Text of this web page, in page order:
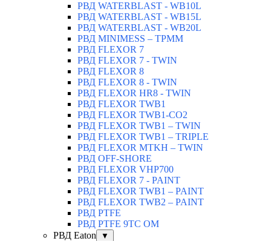
РВД WATERBLAST - WB10L
РВД WATERBLAST - WB15L
РВД WATERBLAST - WB20L
РВД MINIMESS – TPMM
РВД FLEXOR 7
РВД FLEXOR 7 - TWIN
РВД FLEXOR 8
РВД FLEXOR 8 - TWIN
РВД FLEXOR HR8 - TWIN
РВД FLEXOR TWB1
РВД FLEXOR TWB1-CO2
РВД FLEXOR TWB1 – TWIN
РВД FLEXOR TWB1 – TRIPLE
РВД FLEXOR MTKH – TWIN
РВД OFF-SHORE
РВД FLEXOR VHP700
РВД FLEXOR 7 - PAINT
РВД FLEXOR TWB1 – PAINT
РВД FLEXOR TWB2 – PAINT
РВД PTFE
РВД PTFE 9TC OM
РВД Eaton
▼